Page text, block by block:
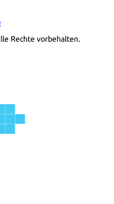
Rechte vorbehalten.